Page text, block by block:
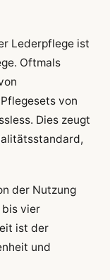
Lederpflege ist
Oftmals
von
Dies zeugt
der Nutzung
bis vier
ist der
und